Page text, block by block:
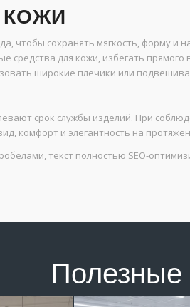
КОЖИ
чтобы сохранять мягкость, форму и
средства для кожи, избегать прямого
широкие плечики или
срок службы изделий. При
комфорт и элегантность на
текст полностью SEO-
Полезные